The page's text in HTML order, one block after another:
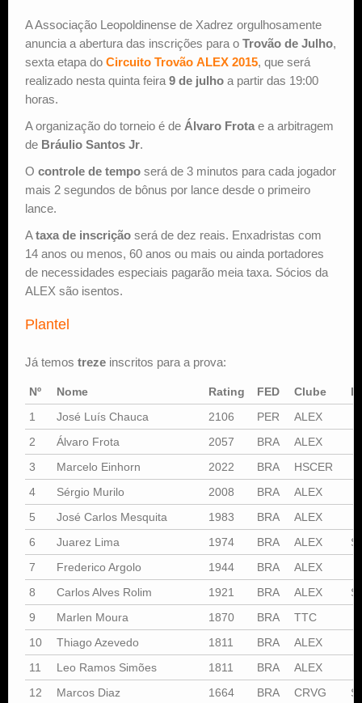
Estude Xadrez
A Associação Leopoldinense de Xadrez orgulhosamente
anuncia a abertura das inscrições para o Trovão de Julho,
sexta etapa do Circuito Trovão ALEX 2015, que será
realizado nesta quinta feira 9 de julho a partir das 19:00
horas.
A organização do torneio é de Álvaro Frota e a arbitragem
de Bráulio Santos Jr.
O controle de tempo será de 3 minutos para cada jogador
mais 2 segundos de bônus por lance desde o primeiro
lance.
Ataxa de inscrição será de dez reais. Enxadristas com
14 anos ou menos, 60 anos ou mais ou ainda portadores
de necessidades especiais pagarão meia taxa. Sócios da
ALEX são isentos.
Plantel
Já temos treze inscritos para a prova:
Nº Nome Rating FED Clube
1
José Luís Chauca 2106 PER
ALEX
2
Álvaro Frota 2057 BRA
ALEX
3
Marcelo Einhorn 2022 BRA
HSCER
4
Sérgio Murilo 2008 BRA
ALEX
5
José Carlos Mesquita 1983 BRA
ALEX
6
Juarez Lima 1974 BRA ALEX
7
Frederico Argolo 1944 BRA
ALEX
8
Carlos Alves Rolim 1921 BRA ALEX
9
Marlen Moura 1870 BRA
TTC
10
Thiago Azevedo 1811 BRA
ALEX
11
Leo Ramos Simões 1811 BRA
ALEX
12
Marcos Diaz 1664 BRA CRVG